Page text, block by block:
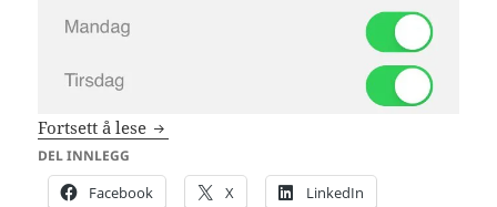
Fortsett å lese Registrering av tider for levering og
DEL INNLEGG
Facebook X LinkedIn